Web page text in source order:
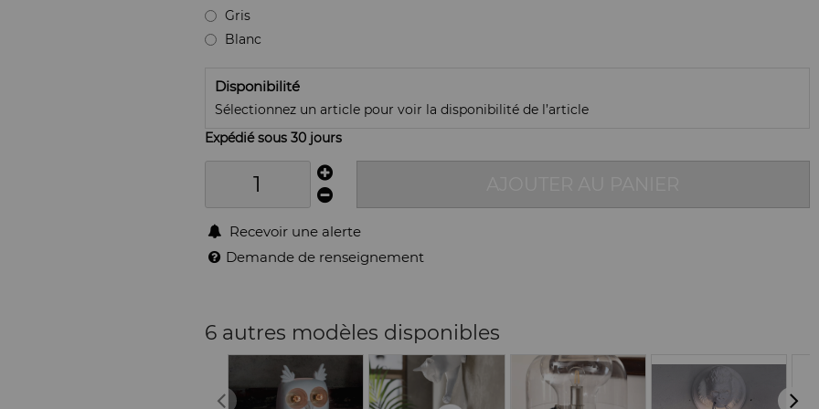
Gris
Blanc
Disponibilité
Sélectionnez un article pour voir la disponibilité de l’article
Expédié sous 30 jours
Recevoir une alerte
Demande de renseignement
6 autres modèles disponibles